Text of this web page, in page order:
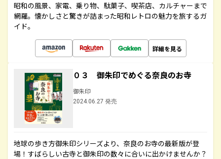
昭和の風景、家電、乗り物、駄菓子、喫茶店、カルチャーまで
網羅。懐かしさと驚きが詰まった昭和レトロの魅力を旅するガ
イド。
詳細を見る
０３ 御朱印でめぐる奈良のお寺
御朱印
2024.06.27 発売
地球の歩き方御朱印シリーズより、奈良のお寺の最新版が登
場！すばらしい古寺と御朱印の数々に合いに出かけませんか？